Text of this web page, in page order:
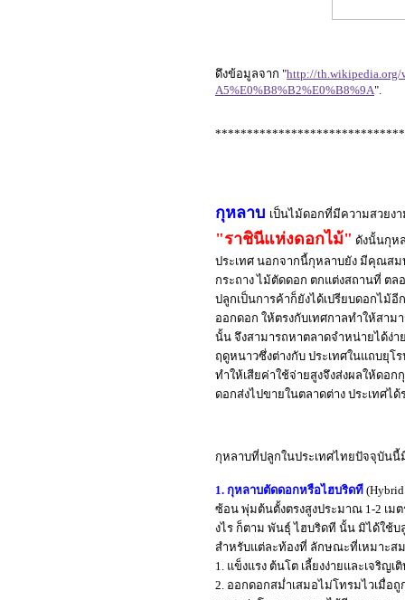
ดึงข้อมูลจาก "http://th.wikipedia.org/
A5%E0%B8%B2%E0%B8%9A".
กุหลาบ เป็นไม้ดอกที่มีความสวยง
"ราชินีแห่งดอกไม้" ดังนั้นกุห
ประเทศ นอกจากนี้กุหลาบยัง มีคุณสม
กระถาง ไม้ตัดดอก ตกแต่งสถานที่ ต
ปลูกเป็นการค้าก็ยังได้เปรียบดอกไม้
ออกดอก ให้ตรงกับเทศกาลทำให้สา
นั้น จึงสามารถหาตลาดจำหน่ายได้ง่
ฤดูหนาวซึ่งต่างกับ ประเทศในแถบยุโ
ทำให้เสียค่าใช้จ่ายสูงจึงส่งผลให้ดอ
ดอกส่งไปขายในตลาดต่าง ประเทศได้
กุหลาบที่ปลูกในประเทศไทยปัจจุบันนี้
1. กุหลาบตัดดอกหรือไฮบริดที
ซ้อน พุ่มต้นตั้งตรงสูงประมาณ 1-2 เ
งไร ก็ตาม พันธุ์ ไฮบริดที นั้น มิได้ใช้
สำหรับแต่ละท้องที่ ลักษณะที่เหมาะส
1. แข็งแรง ต้นโต เลี้ยงง่ายและเจริญเ
2. ออกดอกสม่ำเสมอไม่โทรมไวเมื่อ